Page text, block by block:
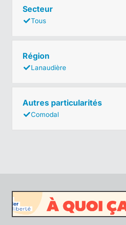
Secteur
Tous
Région
Lanaudière
Autres particularités
Comodal